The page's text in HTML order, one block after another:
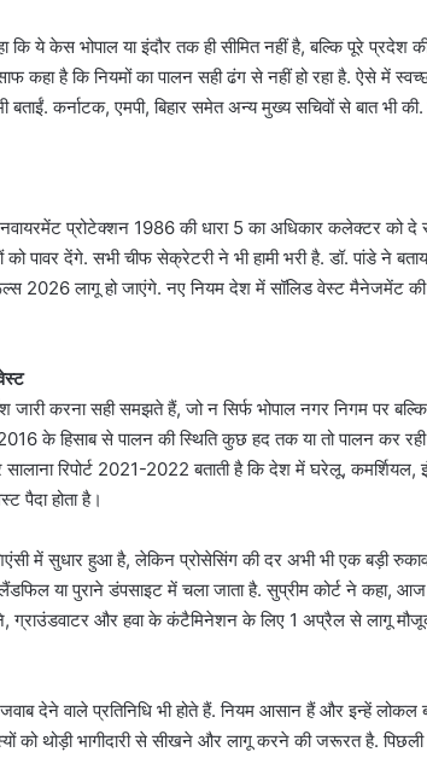
कि ये केस भोपाल या इंदौर तक ही सीमित नहीं है, बल्कि पूरे
कहा है कि नियमों का पालन सही ढंग से नहीं हो रहा है. ऐसे में
कर्नाटक, एमपी, बिहार समेत अन्य मुख्य सचिवों से बात भी की.
प्रोटेक्शन 1986 की धारा 5 का अधिकार कलेक्टर को दे
देंगे. सभी चीफ सेक्रेटरी ने भी हामी भरी है. डॉ. पांडे ने
2026 लागू हो जाएंगे. नए नियम देश में सॉलिड वेस्ट मैनेजमेंट
करना सही समझते हैं, जो न सिर्फ भोपाल नगर निगम पर
के हिसाब से पालन की स्थिति कुछ हद तक या तो पालन कर रही
रिपोर्ट 2021-2022 बताती है कि देश में घरेलू,
पैदा होता है।
में सुधार हुआ है, लेकिन प्रोसेसिंग की दर अभी भी एक बड़ी
या पुराने डंपसाइट में चला जाता है. सुप्रीम कोर्ट ने कहा, आज
ग्राउंडवाटर और हवा के कंटैमिनेशन के लिए 1 अप्रैल से लागू
देने वाले प्रतिनिधि भी होते हैं. नियम आसान हैं और इन्हें
को थोड़ी भागीदारी से सीखने और लागू करने की जरूरत है.